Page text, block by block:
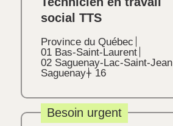
social TTS
Province du Québec
01 Bas-Saint-Laurent
02 Saguenay-Lac-Saint-Jean
Saguenay+ 16
Besoin urgent